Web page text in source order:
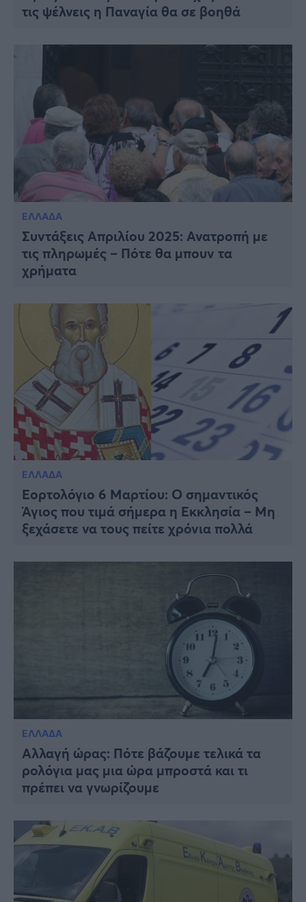
τις ψέλνεις η Παναγία θα σε βοηθά
ΕΛΛΑΔΑ
Συντάξεις Απριλίου 2025: Ανατροπή με
τις πληρωμές – Πότε θα μπουν τα
χρήματα
ΕΛΛΑΔΑ
Εορτολόγιο 6 Μαρτίου: Ο σημαντικός
Άγιος που τιμά σήμερα η Εκκλησία – Μη
ξεχάσετε να τους πείτε χρόνια πολλά
ΕΛΛΑΔΑ
Αλλαγή ώρας: Πότε βάζουμε τελικά τα
ρολόγια μας μια ώρα μπροστά και τι
πρέπει να γνωρίζουμε